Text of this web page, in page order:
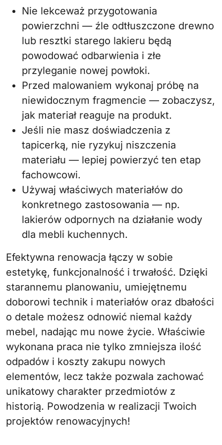
Nie lekceważ przygotowania
powierzchni — źle odtłuszczone drewno
lub resztki starego lakieru będą
powodować odbarwienia i złe
przyleganie nowej powłoki.
Przed malowaniem wykonaj próbę na
niewidocznym fragmencie — zobaczysz,
jak materiał reaguje na produkt.
Jeśli nie masz doświadczenia z
tapicerką, nie ryzykuj niszczenia
materiału — lepiej powierzyć ten etap
fachowcowi.
Używaj właściwych materiałów do
konkretnego zastosowania — np.
lakierów odpornych na działanie wody
dla mebli kuchennych.
Efektywna renowacja łączy w sobie
estetykę, funkcjonalność i trwałość. Dzięki
starannemu planowaniu, umiejętnemu
doborowi technik i materiałów oraz dbałości
o detale możesz odnowić niemal każdy
mebel, nadając mu nowe życie. Właściwie
wykonana praca nie tylko zmniejsza ilość
odpadów i koszty zakupu nowych
elementów, lecz także pozwala zachować
unikatowy charakter przedmiotów z
historią. Powodzenia w realizacji Twoich
projektów renowacyjnych!